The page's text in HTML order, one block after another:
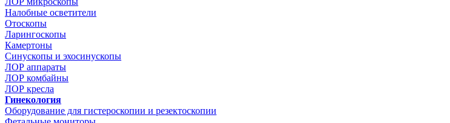
Налобные осветители
Отоскопы
Ларингоскопы
Камертоны
Синускопы и эхосинускопы
ЛОР аппараты
ЛОР комбайны
ЛОР кресла
Гинекология
Оборудование для гистероскопии и резектоскопии